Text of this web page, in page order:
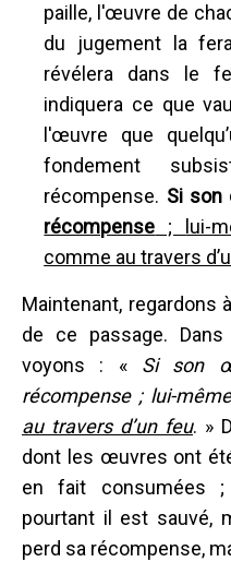
paille, l'œuvre de
du jugement la
révélera dans le
indiquera ce que
l'œuvre que
fondement
récompense. Si son
récompense ;
lui-
comme au travers
Maintenant, regardons
de ce passage.
voyons : « Si son
récompense ; lui-
au travers d’un feu. »
dont les œuvres ont
en fait consumées
pourtant il est sauvé,
perd sa récompense,